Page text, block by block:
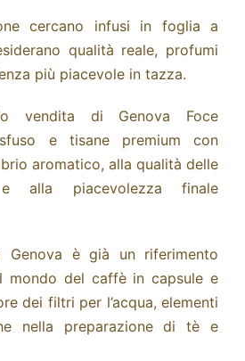
cercano infusi in foglia a
qualità reale, profumi
più piacevole in tazza.
vendita di Genova Foce
e tisane premium con
aromatico, alla qualità delle
alla piacevolezza finale
è già un riferimento
mondo del caffè incapsule e
dei filtri per l’acqua, elementi
nella preparazione di tè e